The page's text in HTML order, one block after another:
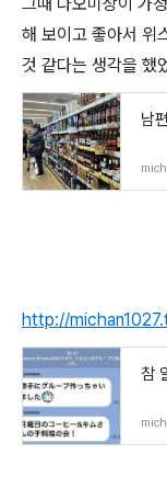
해 보이고 좋아서 위
것 같다는 생각을 했
남
http://
참